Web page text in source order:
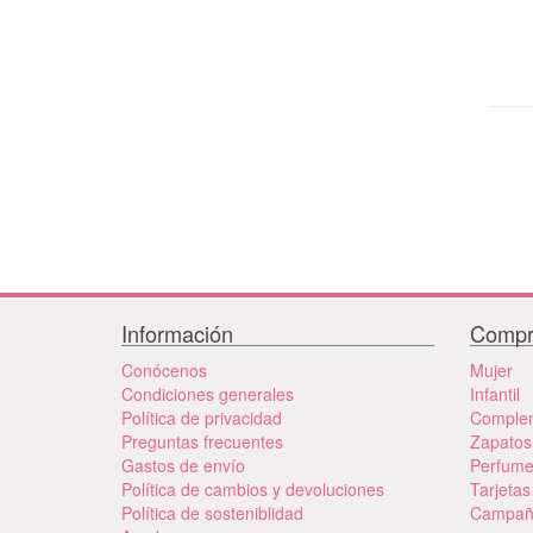
Información
Conócenos
Condiciones generales
Política de privacidad
Preguntas frecuentes
Gastos de envío
Política de cambios y devoluciones
Política de sosteniblidad
Mujer
Infantil
Perfume